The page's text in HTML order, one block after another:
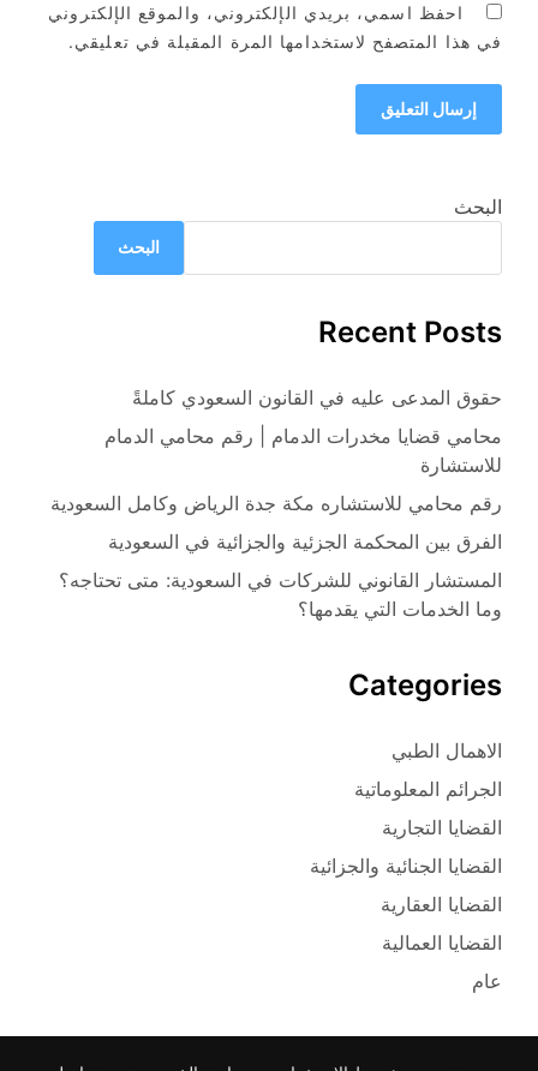
احفظ اسمي، بريدي الإلكتروني، والموقع الإلكتروني
في هذا المتصفح لاستخدامها المرة المقبلة في تعليقي.
البحث
البحث
Recent Posts
حقوق المدعى عليه في القانون السعودي كاملةً
محامي قضايا مخدرات الدمام | رقم محامي الدمام
للاستشارة
رقم محامي للاستشاره مكة جدة الرياض وكامل السعودية
الفرق بين المحكمة الجزئية والجزائية في السعودية
المستشار القانوني للشركات في السعودية: متى تحتاجه؟
وما الخدمات التي يقدمها؟
Categories
الاهمال الطبي
الجرائم المعلوماتية
القضايا التجارية
القضايا الجنائية والجزائية
القضايا العقارية
القضايا العمالية
عام